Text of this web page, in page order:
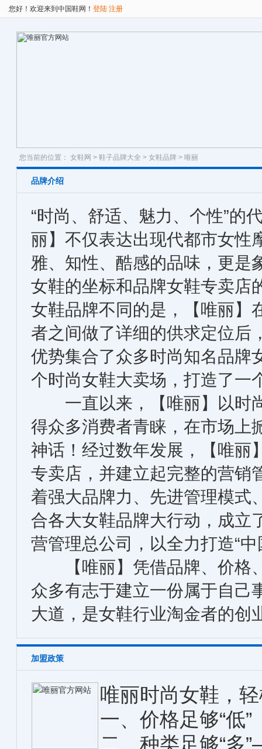
您好！欢迎来到中国鞋网！ 登陆 注册
您当前的位置： 女鞋网 > 鞋子品牌大全 > 女鞋品牌 > 唯丽
品牌介绍
“时尚、舒适、魅力、个性”的
丽】不仅表达出现代都市女性
雅、知性、酷感的品味，更是
女鞋的坐标和品牌女鞋专卖店
女鞋品牌不同的是，【唯丽】
者之间做了详细的供求定位后
优势集合了众多时尚知名品牌
个时尚女鞋大卖场，打造了一
一直以来，【唯丽】以时
得众多消费者青睐，在市场上
神话！经过数年发展，【唯丽
专卖店，并建立起完整的营销
着强大品牌力、先进管理模式
合各大女鞋品牌大行动，成立
营管理总公司，以全力打造“
【唯丽】凭借品牌、价格
众多有志于建立一份属于自己
大道，是女鞋行业淘金者的创
加盟政策
唯丽时尚女鞋，
一、价格足够“低”
二、种类足够“多